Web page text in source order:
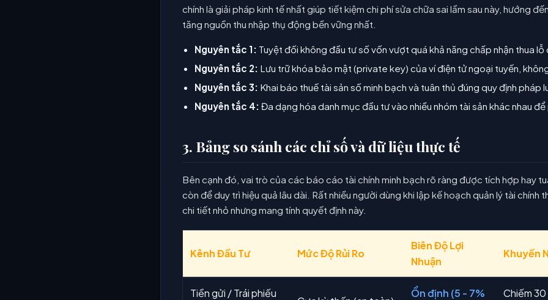
chính là giải pháp kinh tế nhất giúp tiết kiệm chi phí sửa chữa sai lầm sau này, hướng
tăng nguồn thu nhập thụ động bền vững nhất.
Nguyên tắc 1: Tuyệt đối không đầu tư số vốn vượt quá khả năng chấp nhận thua lỗ
Nguyên tắc 2: Lưu trữ khóa bảo mật (private key) của ví điện tử ngoại tuyến,
Nguyên tắc 3: Khai báo thuế tài sản số minh bạch và tuân thủ đúng quy định pháp
Nguyên tắc 4: Đa dạng hóa danh mục đầu tư vào nhiều nhóm tài sản khác nhau để
3. Bảng so sánh các chỉ số và dữ liệu thực tế
Bên cạnh đó, vai trò của các báo cáo tài chính minh bạch rõ ràng được tích hợp hay
còn để duy trì hiệu quả lâu dài. Rất nhiều người dùng khi lập kế hoạch quản lý tài chính
chi tiết nhỏ nhưng mang tính quyết định này.
Kênh Đầu Tư Mức Độ Rủi Ro
Biên Độ Lợi
Nhuận
Khuyến
Tiền gửi / Trái phiếu
Ổn định (5 - 7%
Chiếm